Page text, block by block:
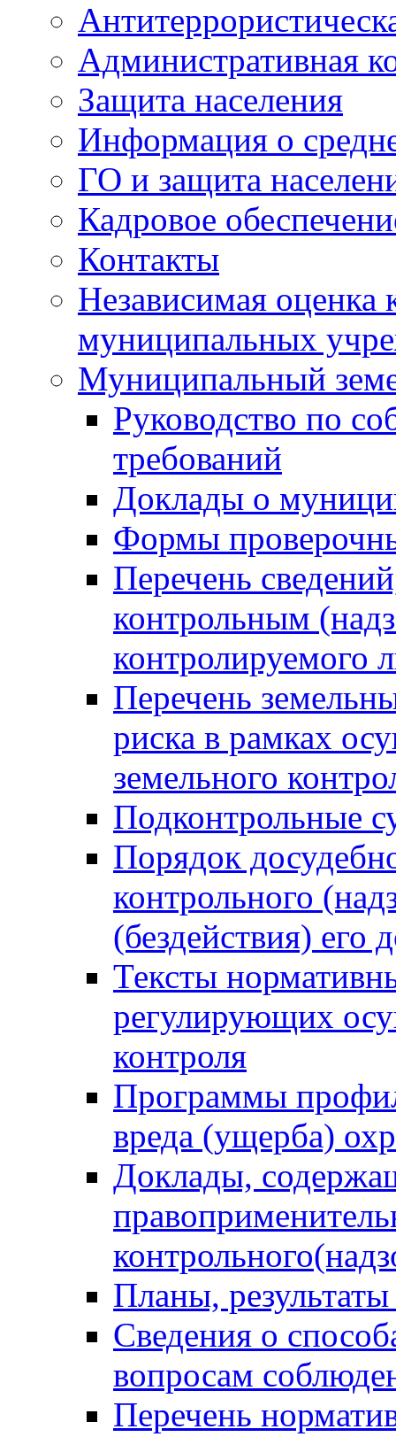
Административная
Защита населения
Информация о
ГО и защита
Кадровое
Контакты
Независимая оценка
муниципальных
Муниципальный
Руководство по
требований
Доклады о
Формы
Перечень
контрольным
контролируемого
Перечень
риска в рамках
земельного
Подконтрольные
Порядок
контрольного
(бездействия)
Тексты
регулирующих
контроля
Программы
вреда (ущерба)
Доклады,
Планы,
Сведения о
вопросам
Перечень